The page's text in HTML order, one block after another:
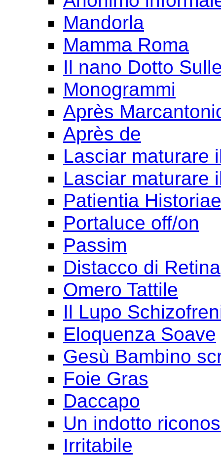
Mandorla
Mamma Roma
Il nano Dotto
Monogrammi
Après
Après de
Lasciar maturare
Lasciar maturare
Patientia Historiae
Portaluce off/on
Passim
Distacco di Retina
Omero Tattile
Il Lupo
Eloquenza Soave
Gesù Bambino
Foie Gras
Daccapo
Un indotto
Irritabile